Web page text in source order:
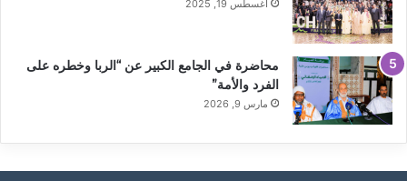
أغسطس 19, 2025
محاضرة في الجامع الكبير عن “الربا وخطره على
الفرد والأمة”
مارس 9, 2026